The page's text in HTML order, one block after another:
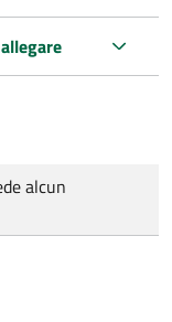
alcun